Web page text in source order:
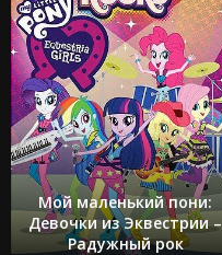
Мой маленький пони:
Девочки из Эквестрии –
Радужный рок